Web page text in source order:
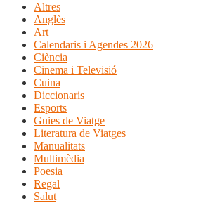
Altres
Anglès
Art
Calendaris i Agendes 2026
Ciència
Cinema i Televisió
Cuina
Diccionaris
Esports
Guies de Viatge
Literatura de Viatges
Manualitats
Multimèdia
Poesia
Regal
Salut